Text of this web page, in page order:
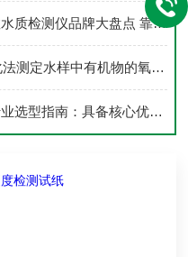
2026质量合规的便携式多参数水质检测仪品牌大盘点 靠谱服务商甄选指南
COD自动滴定仪通过化学氧化法测定水样中有机物的氧化需求量
2026年国内水质分析检测仪行业选型指南：具备核心优势的品牌客观梳理